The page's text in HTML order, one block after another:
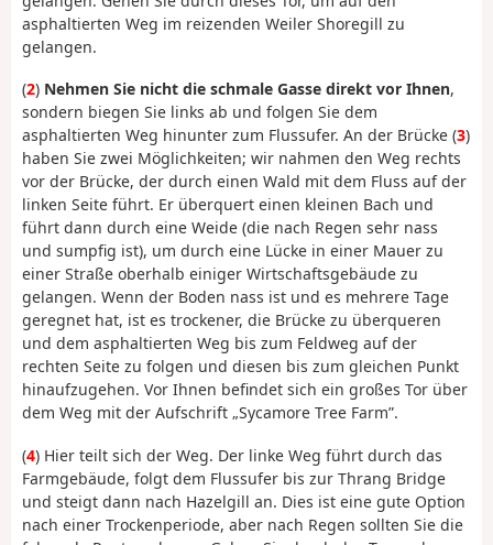
asphaltierten Weg im reizenden Weiler Shoregill zu
gelangen.
(2) Nehmen Sie nicht die schmale Gasse direkt vor Ihnen,
sondern biegen Sie links ab und folgen Sie dem
asphaltierten Weg hinunter zum Flussufer. An der Brücke (3)
haben Sie zwei Möglichkeiten; wir nahmen den Weg rechts
vor der Brücke, der durch einen Wald mit dem Fluss auf der
linken Seite führt. Er überquert einen kleinen Bach und
führt dann durch eine Weide (die nach Regen sehr nass
und sumpfig ist), um durch eine Lücke in einer Mauer zu
einer Straße oberhalb einiger Wirtschaftsgebäude zu
gelangen. Wenn der Boden nass ist und es mehrere Tage
geregnet hat, ist es trockener, die Brücke zu überqueren
und dem asphaltierten Weg bis zum Feldweg auf der
rechten Seite zu folgen und diesen bis zum gleichen Punkt
hinaufzugehen. Vor Ihnen befindet sich ein großes Tor über
dem Weg mit der Aufschrift „Sycamore Tree Farm”.
(4) Hier teilt sich der Weg. Der linke Weg führt durch das
Farmgebäude, folgt dem Flussufer bis zur Thrang Bridge
und steigt dann nach Hazelgill an. Dies ist eine gute Option
nach einer Trockenperiode, aber nach Regen sollten Sie die